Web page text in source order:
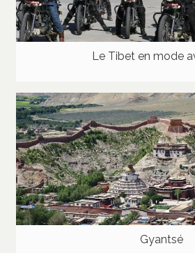
Le Tibet en mode
Gyantsé